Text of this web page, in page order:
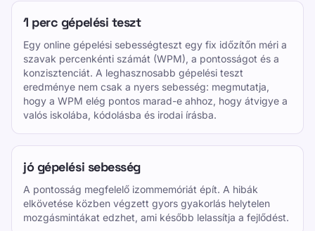
1 perc gépelési teszt
Egy online gépelési sebességteszt egy fix időzítőn méri a
szavak percenkénti számát (WPM), a pontosságot és a
konzisztenciát. A leghasznosabb gépelési teszt
eredménye nem csak a nyers sebesség: megmutatja,
hogy a WPM elég pontos marad-e ahhoz, hogy átvigye a
valós iskolába, kódolásba és irodai írásba.
jó gépelési sebesség
A pontosság megfelelő izommemóriát épít. A hibák
elkövetése közben végzett gyors gyakorlás helytelen
mozgásmintákat edzhet, ami később lelassítja a fejlődést.